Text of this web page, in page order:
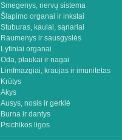
Smegenys, nervų sistema
Šlapimo organai ir inkstai
Stuburas, kaulai, sąnariai
Raumenys ir sausgyslės
Lytiniai organai
Oda, plaukai ir nagai
Limfmazgiai, kraujas ir imunitetas
Krūtys
Akys
Ausys, nosis ir gerklė
Burna ir dantys
Psichikos ligos